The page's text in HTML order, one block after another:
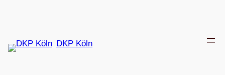
springen
DKP Köln